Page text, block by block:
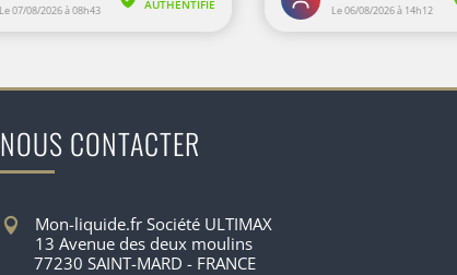
NOUS CONTACTER
Mon-liquide.fr Société ULTIMAX
13 Avenue des deux moulins
77230 SAINT-MARD - FRANCE